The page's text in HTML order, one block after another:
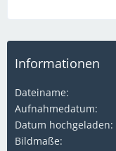
Informationen
Dateiname
Aufnahmedatum
Datum hochgeladen
Bildmaße